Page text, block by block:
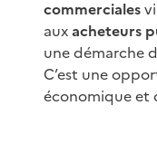
commerciales
auxacheteurs
une démarche
C’est une
économique et